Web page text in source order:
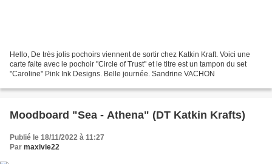
Hello, De très jolis pochoirs viennent de sortir chez Katkin Kraft. Voici une
carte faite avec le pochoir "Circle of Trust" et le titre est un tampon du set
"Caroline" Pink Ink Designs. Belle journée. Sandrine VACHON
Moodboard "Sea - Athena" (DT Katkin Krafts)
Publié le 18/11/2022 à 11:27
Par maxivie22